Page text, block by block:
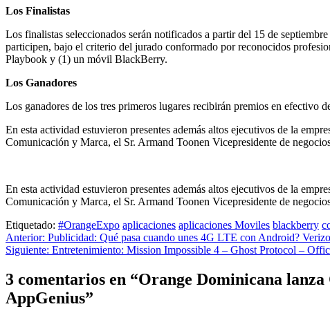
Los Finalistas
Los finalistas seleccionados serán notificados a partir del 15 de
participen, bajo el criterio del jurado conformado por reconocidos
Playbook y (1) un móvil BlackBerry.
Los Ganadores
Los ganadores de los tres primeros lugares recibirán premios en
En esta actividad estuvieron presentes además altos ejecutivos de la
Comunicación y Marca, el Sr. Armand Toonen Vicepresidente de
En esta actividad estuvieron presentes además altos ejecutivos de la
Comunicación y Marca, el Sr. Armand Toonen Vicepresidente de
Etiquetado: #OrangeExpo aplicaciones aplicaciones Moviles blackberry
Navegación
de
entradas
Anterior: Publicidad: Qué pasa cuando unes 4G LTE con Android?
Siguiente: Entretenimiento: Mission Impossible 4 – Ghost Protocol –
3 comentarios en “Orange Dominicana
AppGenius”